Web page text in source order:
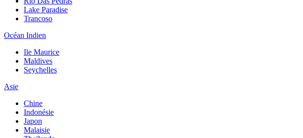
Lake Paradise
Trancoso
Océan Indien
Ile Maurice
Maldives
Seychelles
Asie
Chine
Indonésie
Japon
Malaisie